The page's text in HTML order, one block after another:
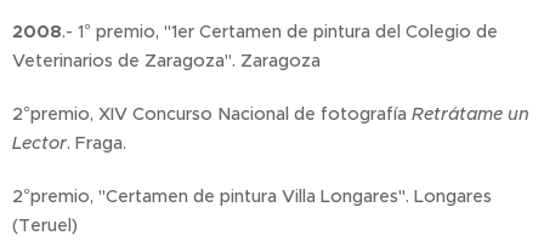
2008.- 1° premio, "1er Certamen de pintura del Colegio de
Veterinarios de Zaragoza". Zaragoza
2°premio, XIV Concurso Nacional de fotografía Retrátame un
Lector. Fraga.
2°premio, "Certamen de pintura Villa Longares". Longares
(Teruel)